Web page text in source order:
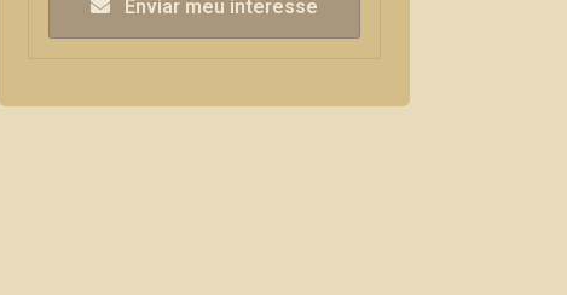
Enviar meu interesse